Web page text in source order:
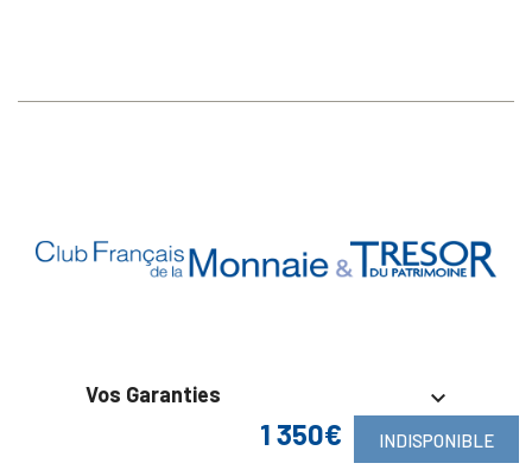
1 350€ INDISPONIBLE
Vos Garanties 
